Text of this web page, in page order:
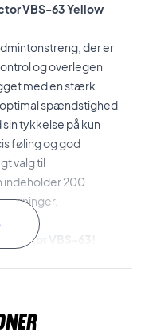
VBS-63 Yellow
der er
og overlegen
med en stærk
spændstighed
tykkelse på kun
føling og god
valg til
indeholder 200
Victor VBS-63!